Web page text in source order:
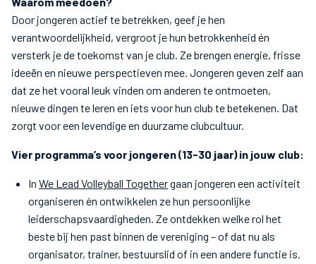
Door jongeren actief te betrekken, geef je hen
verantwoordelijkheid, vergroot je hun betrokkenheid én
versterk je de toekomst van je club. Ze brengen energie, frisse
ideeën en nieuwe perspectieven mee. Jongeren geven zelf aan
dat ze het vooral leuk vinden om anderen te ontmoeten,
nieuwe dingen te leren en iets voor hun club te betekenen. Dat
zorgt voor een levendige en duurzame clubcultuur.
Vier programma’s voor jongeren (13-30 jaar) in jouw club:
In We Lead Volleyball Togethergaan jongeren een activiteit
organiseren én ontwikkelen ze hun persoonlijke
leiderschapsvaardigheden. Ze ontdekken welke rol het
beste bij hen past binnen de vereniging – of dat nu als
organisator, trainer, bestuurslid of in een andere functie is.